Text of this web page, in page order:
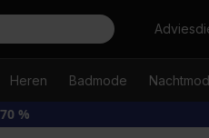
Zoeken
Heren Badmode
%